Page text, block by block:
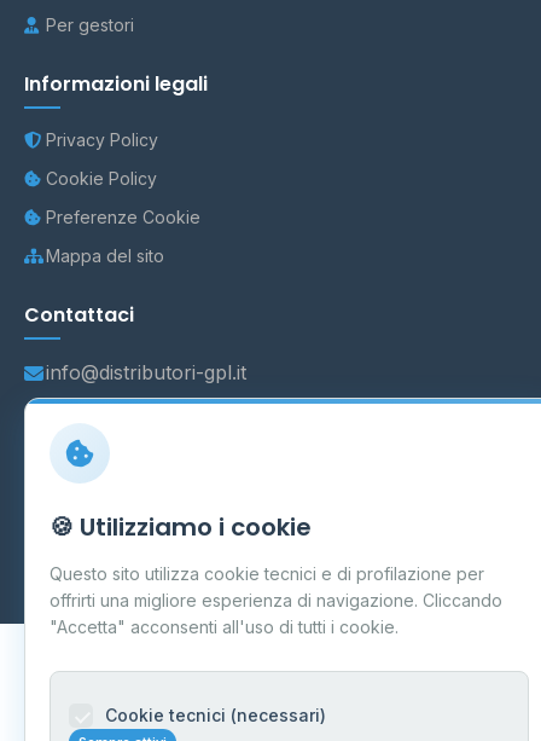
Per gestori
Informazioni legali
Privacy Policy
Cookie Policy
Preferenze Cookie
Mappa del sito
Contattaci
info@distributori-gpl.it
Carpi P.IVA 03859300364
Dati forniti da Ministero delle Imprese e del Made in Italy
Aggiornamento quotidiano
🍪 Utilizziamo i cookie
Questo sito utilizza cookie tecnici e di profilazione per
offrirti una migliore esperienza di navigazione. Cliccando
"Accetta" acconsenti all'uso di tutti i cookie.
Cookie tecnici (necessari)